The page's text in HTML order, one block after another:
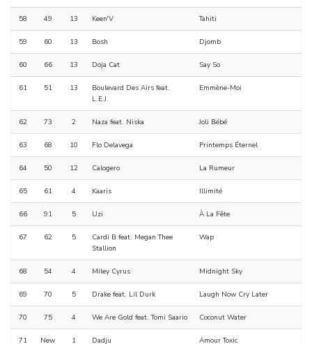
58 49 13 Keen'V Tahiti
59 60 13 Bosh Djomb
60 66 13 Doja Cat Say So
61 51 13
Boulevard Des Airs feat.
L.E.J.
Emmène-Moi
62 73 2 Naza feat. Niska Joli Bébé
63 68 10 Flo Delavega Printemps Éternel
64 50 12 Calogero La Rumeur
65 61 4 Kaaris Illimité
66 91 5 Uzi À La Fête
67 62 5
Cardi B feat. Megan Thee
Stallion
Wap
68 54 4 Miley Cyrus Midnight Sky
69 70 5 Drake feat. Lil Durk Laugh Now Cry Later
70 75 4 We Are Gold feat. Tomi Saario Coconut Water
71 New 1 Dadju Amour Toxic